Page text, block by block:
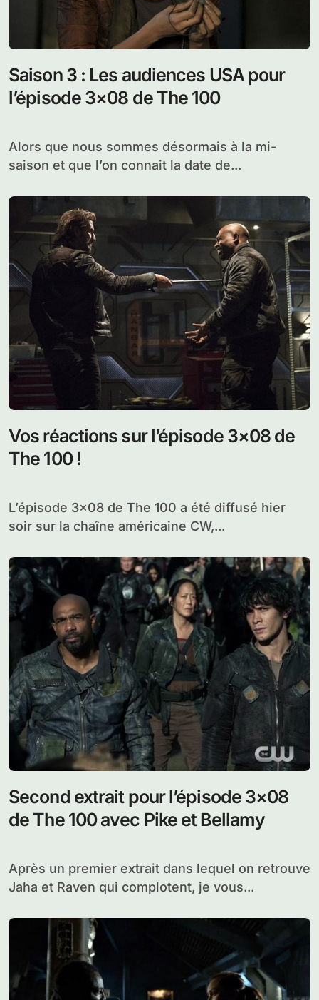
Saison 3 : Les audiences USA pour
l’épisode 3×08 de The 100
Alors que nous sommes désormais à la mi-
saison et que l’on connait la date de...
Vos réactions sur l’épisode 3×08 de
The 100 !
L’épisode 3×08 de The 100 a été diffusé hier
soir sur la chaîne américaine CW,...
Second extrait pour l’épisode 3×08
de The 100 avec Pike et Bellamy
Après un premier extrait dans lequel on retrouve
Jaha et Raven qui complotent, je vous...